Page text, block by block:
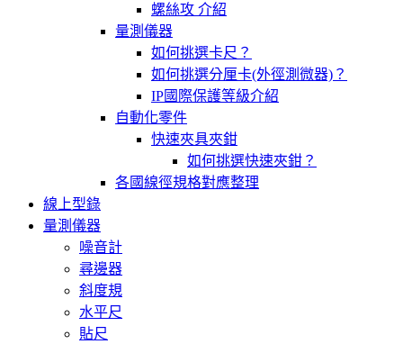
螺絲攻 介紹
量測儀器
如何挑選卡尺？
如何挑選分厘卡(外徑測微器)？
IP國際保護等級介紹
自動化零件
快速夾具夾鉗
如何挑選快速夾鉗？
各國線徑規格對應整理
線上型錄
量測儀器
噪音計
尋邊器
斜度規
水平尺
貼尺